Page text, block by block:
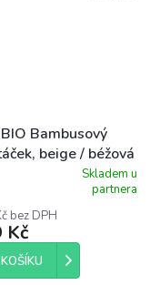
BIO Bambusový
beige / béžová
Skladem u
partnera
bez DPH
Kč